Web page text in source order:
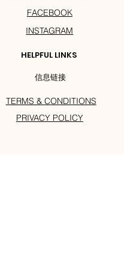
FACEBOOK
INSTAGRAM
TERMS & CONDITIONS
PRIVACY POLICY
HELPFUL LINKS
信息链接